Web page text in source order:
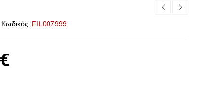
Κωδικός: FIL007999
€